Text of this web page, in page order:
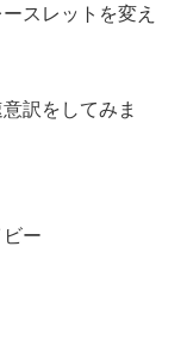
スレットを変え
訳をしてみま
ー